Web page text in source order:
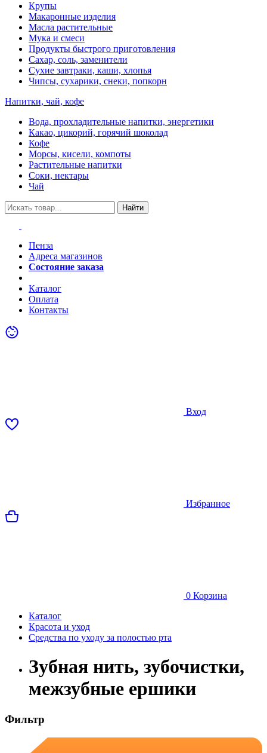
Крупы
Макаронные изделия
Масла растительные
Мука и смеси
Продукты быстрого приготовления
Сахар, соль, заменители
Сухие завтраки, каши, хлопья
Чипсы, сухарики, снеки, попкорн
Напитки, чай, кофе
Вода, прохладительные напитки, энергетики
Какао, цикорий, горячий шоколад
Кофе
Морсы, кисели, компоты
Растительные напитки
Соки, нектары
Чай
Найти
Пенза
Адреса магазинов
Состояние заказа
Каталог
Оплата
Контакты
Вход
Избранное
0 Корзина
Каталог
Красота и уход
Средства по уходу за полостью рта
Зубная нить, зубочистки,
межзубные ершики
Фильтр